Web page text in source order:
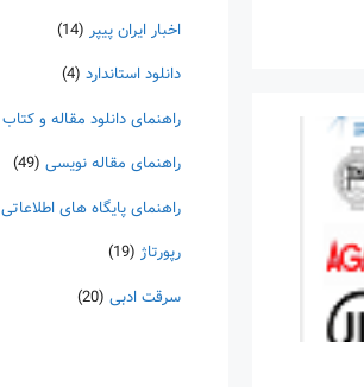
اخبار ایران پیپر (14)
دانلود استاندارد (4)
راهنمای دانلود مقاله و کتاب
راهنمای مقاله نویسی (49)
راهنمای پایگاه های اطلاعاتی
رپورتاژ (19)
سرقت ادبی (20)